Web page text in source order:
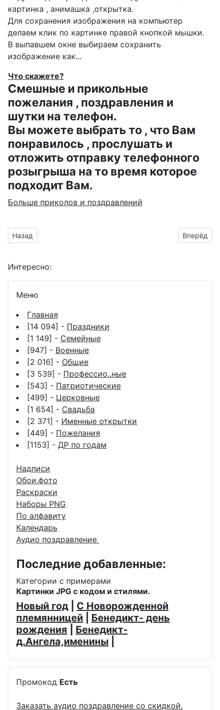
картинка , анимашка ,открытка.
Для сохранения изображения на компьютер
делаем клик по картинке правой кнопкой мышки.
В выпавшем окне выбираем сохранить
изображение как...
Что скажете?
Смешные и прикольные
пожелания , поздравления и
шутки на телефон.
Вы можете выбрать то , что Вам
понравилось , прослушать и
отложить отправку телефонного
розыгрыша на то время которое
подходит Вам.
Больше приколов и поздравлений
Предыдущий материал: поздравительная открытка для
Назад Вперёд
Интересно:
Меню
Главная
[14 094] - Праздники
[1 149] - Семейные
[947] - Военные
[2 016] - Общие
[3 539] - Профессио..ные
[543] - Патриотические
[499] - Церковные
[1 654] - Свадьба
[2 371] - Именные открытки
[449] - Пожелания
[1153] - ДР по годам
Надписи
Обои,фото
Раскраски
Наборы PNG
По алфавиту
Календарь
Аудио поздравление
Последние добавленные:
Категории с примерами
Картинки JPG с кодом и стилями.
Новый год
С Новорожденной
племянницей
Бенедикт- день
рождения
Бенедикт-
д.Ангела,именины
Промокод Есть
Заказать аудио поздравление со скидкой.